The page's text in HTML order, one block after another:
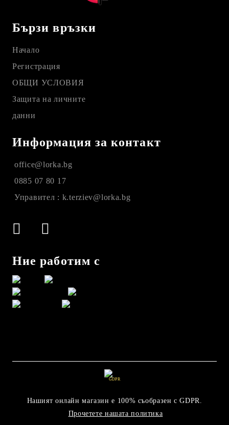
Бързи връзки
Начало
Регистрация
ОБЩИ УСЛОВИЯ
Защита на личните
данни
Информация за контакт
office@lorka.bg
0885 07 80 17
Управител : k.terziev@lorka.bg
Ние работим с
GDPR
Нашият онлайн магазин е 100% съобразен с GDPR.
Прочетете нашата политика